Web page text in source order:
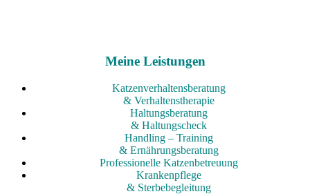
Meine Leistungen
Katzenverhaltensberatung
& Verhaltenstherapie
Haltungsberatung
& Haltungscheck
Handling – Training
& Ernährungsberatung
Professionelle Katzenbetreuung
Krankenpflege
& Sterbebegleitung